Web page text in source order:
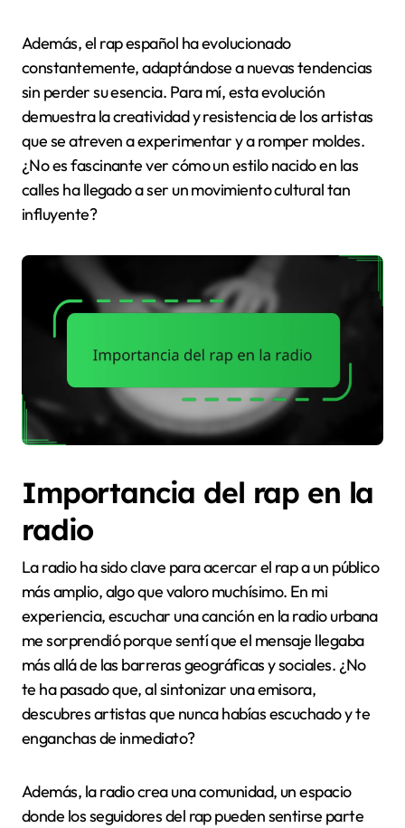
Además, el rap español ha evolucionado
constantemente, adaptándose a nuevas tendencias
sin perder su esencia. Para mí, esta evolución
demuestra la creatividad y resistencia de los artistas
que se atreven a experimentar y a romper moldes.
¿No es fascinante ver cómo un estilo nacido en las
calles ha llegado a ser un movimiento cultural tan
influyente?
Importancia del rap en la
radio
La radio ha sido clave para acercar el rap a un público
más amplio, algo que valoro muchísimo. En mi
experiencia, escuchar una canción en la radio urbana
me sorprendió porque sentí que el mensaje llegaba
más allá de las barreras geográficas y sociales. ¿No
te ha pasado que, al sintonizar una emisora,
descubres artistas que nunca habías escuchado y te
enganchas de inmediato?
Además, la radio crea una comunidad, un espacio
donde los seguidores del rap pueden sentirse parte